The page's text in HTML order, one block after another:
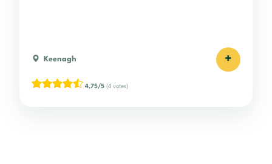
Keenagh +
4,75/5 (4 votes)